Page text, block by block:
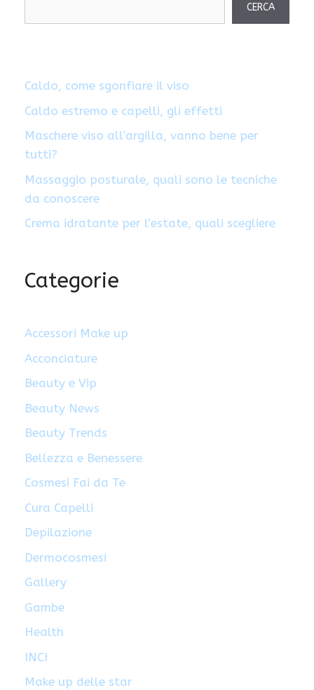
CERCA
Caldo, come sgonfiare il viso
Caldo estremo e capelli, gli effetti
Maschere viso all’argilla, vanno bene per
tutti?
Massaggio posturale, quali sono le tecniche
da conoscere
Crema idratante per l’estate, quali scegliere
Categorie
Accessori Make up
Acconciature
Beauty e Vip
Beauty News
Beauty Trends
Bellezza e Benessere
Cosmesi Fai da Te
Cura Capelli
Depilazione
Dermocosmesi
Gallery
Gambe
Health
INCI
Make up delle star